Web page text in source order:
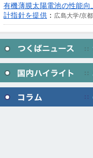
有機薄膜太陽電池の性能向
計指針を提供： 広島大学/京